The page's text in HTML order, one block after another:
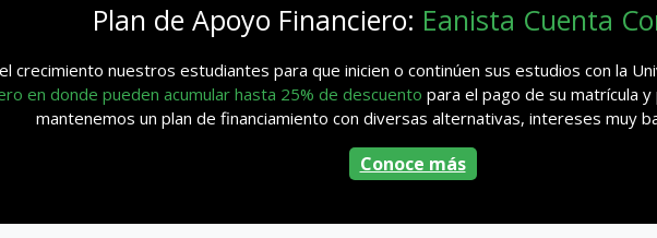
Plan de Apoyo Financiero: Eanista Cuenta
crecimiento nuestros estudiantes para que inicien o continúen sus estudios con la
en donde pueden acumular hasta 25% de descuento para el pago de su matrícula
mantenemos un plan de financiamiento con diversas alternativas, intereses muy
Conoce más